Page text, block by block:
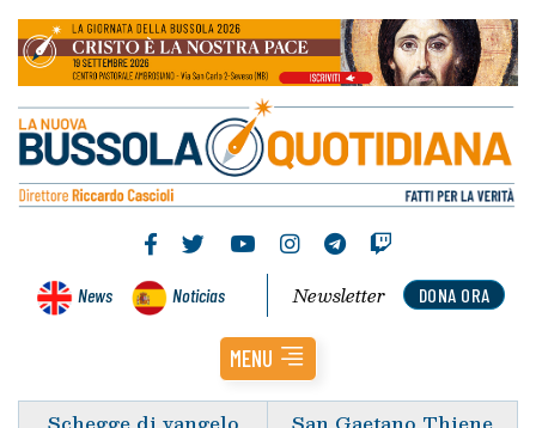
News Noticias DONA ORA
Newsletter
MENU